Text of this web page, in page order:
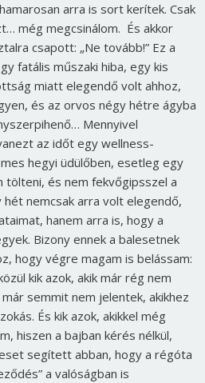
arra is sort kerítek. Csak
még megcsinálom. És akkor
csapott: „Ne tovább!” Ez a
fatális műszaki hiba, egy kis
miatt elegendő volt ahhoz,
és az orvos négy hétre ágyba
Mennyivel
az időt egy wellness-
hegyi üdülőben, esetleg egy
és nem fekvőgipsszel a
nemcsak arra volt elegendő,
hanem arra is, hogy a
Bizony ennek a balesetnek
hogy végre magam is belássam:
kik azok, akik már rég nem
semmit nem jelentek, akikhez
És kik azok, akikkel még
hiszen a bajban kérés nélkül,
segített abban, hogy a régóta
a valóságban is